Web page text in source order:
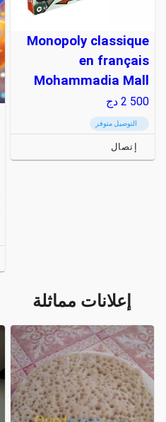
Monopoly classique
en français
Mohammadia Mall
2 500 دج
التوصيل متوفر
إتصال
إعلانات مماثلة